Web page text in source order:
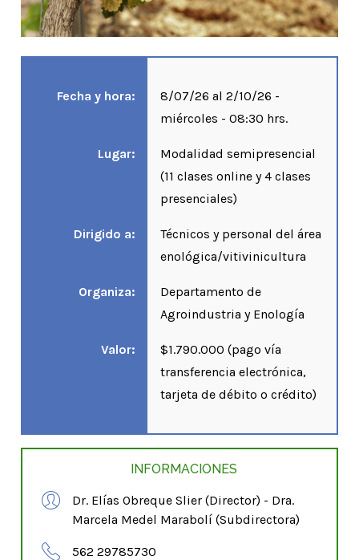
Fecha y hora:
8/07/26 al 2/10/26 -
miércoles - 08:30 hrs.
Lugar:
Modalidad semipresencial
(11 clases online y 4 clases
presenciales)
Dirigido a:
Técnicos y personal del área
enológica/vitivinicultura
Organiza:
Departamento de
Agroindustria y Enología
Valor:
$1.790.000 (pago vía
transferencia electrónica,
tarjeta de débito o crédito)
INFORMACIONES
Dr. Elías Obreque Slier (Director) - Dra.
Marcela Medel Marabolí (Subdirectora)
562 29785730